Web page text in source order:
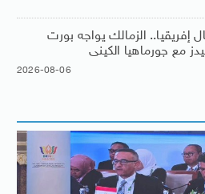
إفريقيا.. الزمالك يواجه بورت
مع جورماهيا الكينى
2026-08-06